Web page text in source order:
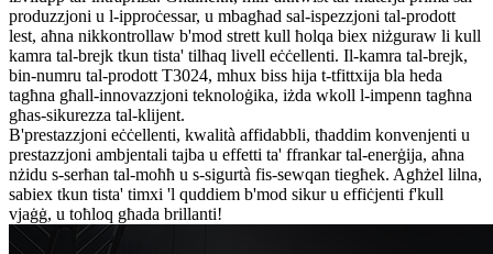
produzzjoni u l-ipproċessar, u mbagħad sal-ispezzjoni tal-prodott
lest, aħna nikkontrollaw b'mod strett kull ħolqa biex niżguraw li kull
kamra tal-brejk tkun tista' tilħaq livell eċċellenti. Il-kamra tal-brejk,
bin-numru tal-prodott T3024, mhux biss hija t-tfittxija bla heda
tagħna għall-innovazzjoni teknoloġika, iżda wkoll l-impenn tagħna
għas-sikurezza tal-klijent.
B'prestazzjoni eċċellenti, kwalità affidabbli, tħaddim konvenjenti u
prestazzjoni ambjentali tajba u effetti ta' ffrankar tal-enerġija, aħna
nżidu s-serħan tal-moħħ u s-sigurtà fis-sewqan tiegħek. Agħżel lilna,
sabiex tkun tista' timxi 'l quddiem b'mod sikur u effiċjenti f'kull
vjaġġ, u toħloq għada brillanti!